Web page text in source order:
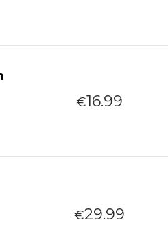
€16.99
€29.99